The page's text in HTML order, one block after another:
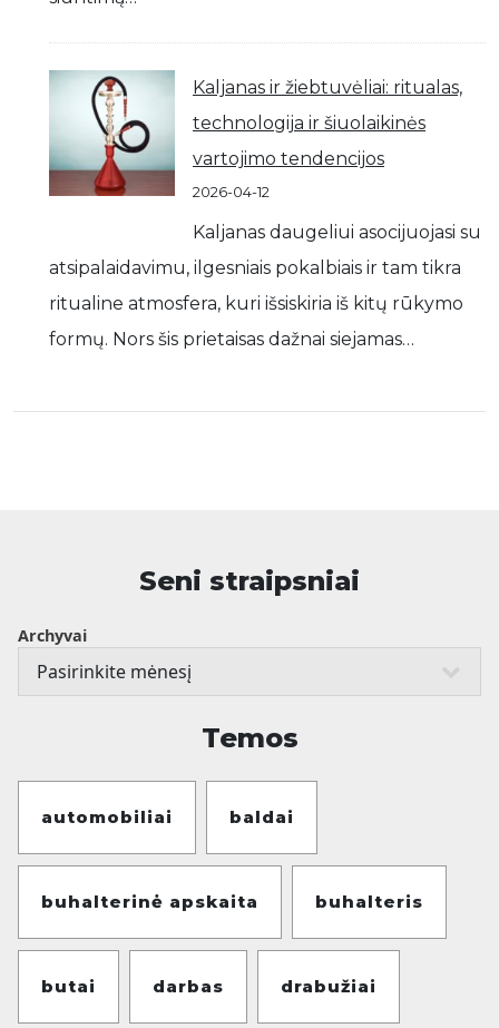
Kaljanas ir žiebtuvėliai: ritualas,
technologija ir šiuolaikinės
vartojimo tendencijos
2026-04-12
Kaljanas daugeliui asocijuojasi su
atsipalaidavimu, ilgesniais pokalbiais ir tam tikra
ritualine atmosfera, kuri išsiskiria iš kitų rūkymo
formų. Nors šis prietaisas dažnai siejamas…
Seni straipsniai
Archyvai
Temos
automobiliai baldai
buhalterinė apskaita buhalteris
butai darbas drabužiai